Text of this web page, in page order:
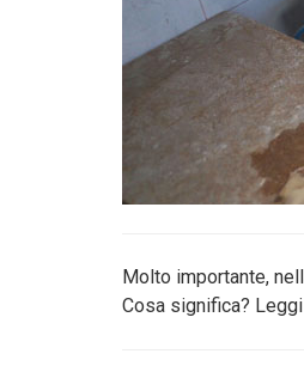
Molto importante,
Cosa significa? Leggi